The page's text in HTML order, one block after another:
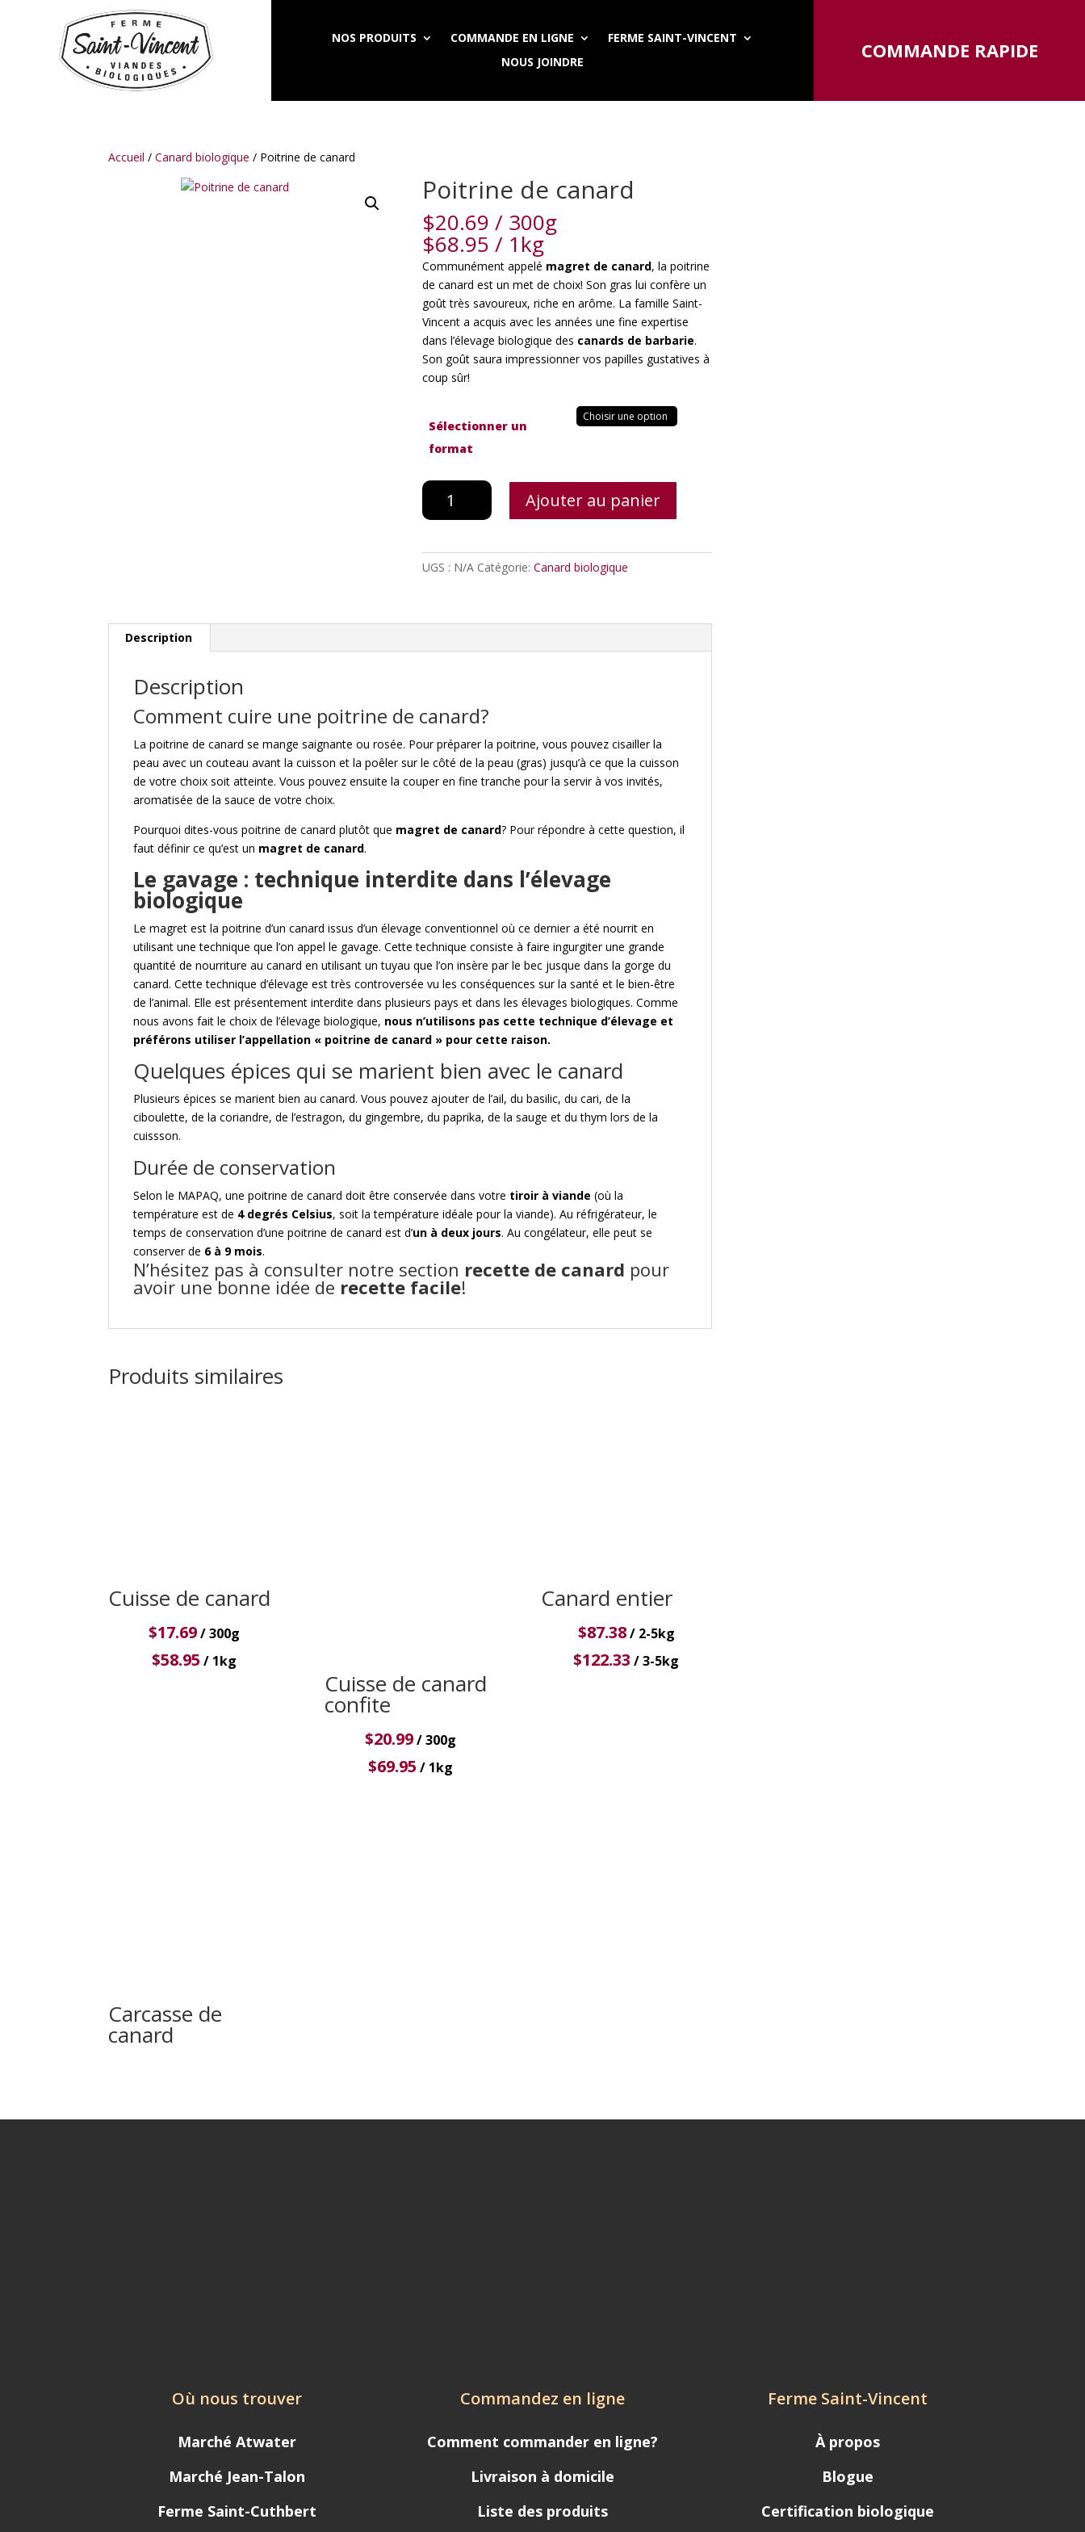
NOS PRODUITS COMMANDE EN LIGNE
FERME SAINT-VINCENT
NOUS JOINDRE
COMMANDE RAPIDE
Accueil /Canard biologique / Poitrine de canard
Poitrine de canard
$20.69 / 300g
$68.95 / 1kg
Communément appelé magret de canard, la poitrine
de canard est un met de choix! Son gras lui confère un
goût très savoureux, riche en arôme. La famille Saint-
Vincent a acquis avec les années une fine expertise
dans l’élevage biologique des canards de barbarie.
Son goût saura impressionner vos papilles gustatives à
coup sûr!
Sélectionner un
format
quantité
canard
Ajouter au panier
UGS : N/A Catégorie: Canard biologique
Description
Description
Comment cuire une poitrine de canard?
La poitrine de canard se mange saignante ou rosée. Pour préparer la poitrine, vous pouvez cisailler la
peau avec un couteau avant la cuisson et la poêler sur le côté de la peau (gras) jusqu’à ce que la cuisson
de votre choix soit atteinte. Vous pouvez ensuite la couper en fine tranche pour la servir à vos invités,
aromatisée de la sauce de votre choix.
Pourquoi dites-vous poitrine de canard plutôt que magret de canard? Pour répondre à cette question, il
faut définir ce qu’est un magret de canard.
Le gavage : technique interdite dans l’élevage
biologique
Le magret est la poitrine d’un canard issus d’un élevage conventionnel où ce dernier a été nourrit en
utilisant une technique que l’on appel le gavage. Cette technique consiste à faire ingurgiter une grande
quantité de nourriture au canard en utilisant un tuyau que l’on insère par le bec jusque dans la gorge du
canard. Cette technique d’élevage est très controversée vu les conséquences sur la santé et le bien-être
de l’animal. Elle est présentement interdite dans plusieurs pays et dans les élevages biologiques. Comme
nous avons fait le choix de l’élevage biologique, nous n’utilisons pas cette technique d’élevage et
préférons utiliser l’appellation « poitrine de canard » pour cette raison.
Quelques épices qui se marient bien avec le canard
Plusieurs épices se marient bien au canard. Vous pouvez ajouter de l’ail, du basilic, du cari, de la
ciboulette, de la coriandre, de l’estragon, du gingembre, du paprika, de la sauge et du thym lors de la
cuissson.
Durée de conservation
Selon le MAPAQ, une poitrine de canard doit être conservée dans votre tiroir à viande (où la
température est de 4 degrés Celsius, soit la température idéale pour la viande). Au réfrigérateur, le
temps de conservation d’une poitrine de canard est d’un à deux jours. Au congélateur, elle peut se
conserver de 6 à 9 mois.
N’hésitez pas à consulter notre section recette de canard pour
avoir une bonne idée de recette facile!
Produits similaires
Cuisse de canard
$17.69/ 300g
$58.95 / 1kg
Cuisse de canard
confite
$20.99/ 300g
$69.95 / 1kg
Canard entier
$87.38/ 2-5kg
$122.33 / 3-5kg
Carcasse de
canard
Où nous trouver
Marché Atwater
Marché Jean-Talon
Ferme Saint-Cuthbert
Commandez en ligne
Comment commander en ligne?
Livraison à domicile
Liste des produits
Ferme Saint-Vincent
À propos
Blogue
Certification biologique